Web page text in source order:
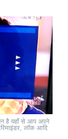
है यहाँ से आप अपने
लॉक आदि